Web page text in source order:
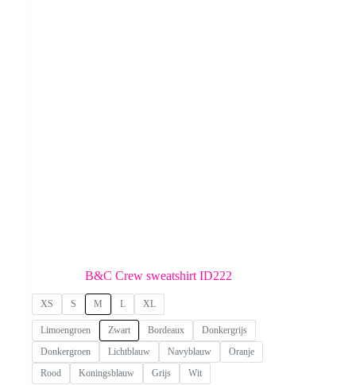
B&C Crew sweatshirt ID222
XS S M L XL
Limoengroen Zwart Bordeaux
Donkergrijs
Donkergroen
Lichtblauw Navyblauw
Oranje
Rood
Koningsblauw Grijs Wit